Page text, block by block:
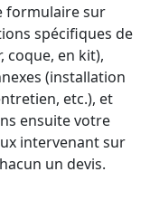
formulaire sur
spécifiques de
coque, en kit),
(installation
etc.), et
ensuite votre
intervenant sur
un devis.